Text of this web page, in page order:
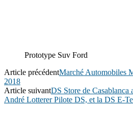
Prototype Suv Ford
Article précédentMarché Automobiles
2018
Article suivantDS Store de Casablanca
André Lotterer Pilote DS, et la DS E-